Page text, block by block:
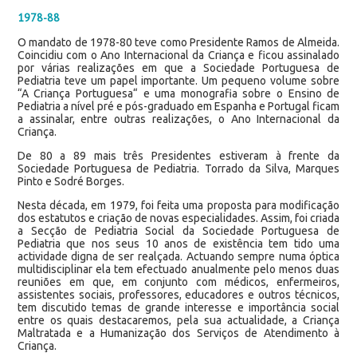
1978-88
O mandato de 1978-80 teve como Presidente Ramos de Almeida.
Coincidiu com o Ano Internacional da Criança e ficou assinalado
por várias realizações em que a Sociedade Portuguesa de
Pediatria teve um papel importante. Um pequeno volume sobre
“A Criança Portuguesa“ e uma monografia sobre o Ensino de
Pediatria a nível pré e pós-graduado em Espanha e Portugal ficam
a assinalar, entre outras realizações, o Ano Internacional da
Criança.
De 80 a 89 mais três Presidentes estiveram à frente da
Sociedade Portuguesa de Pediatria. Torrado da Silva, Marques
Pinto e Sodré Borges.
Nesta década, em 1979, foi feita uma proposta para modificação
dos estatutos e criação de novas especialidades. Assim, foi criada
a Secção de Pediatria Social da Sociedade Portuguesa de
Pediatria que nos seus 10 anos de existência tem tido uma
actividade digna de ser realçada. Actuando sempre numa óptica
multidisciplinar ela tem efectuado anualmente pelo menos duas
reuniões em que, em conjunto com médicos, enfermeiros,
assistentes sociais, professores, educadores e outros técnicos,
tem discutido temas de grande interesse e importância social
entre os quais destacaremos, pela sua actualidade, a Criança
Maltratada e a Humanização dos Serviços de Atendimento à
Criança.